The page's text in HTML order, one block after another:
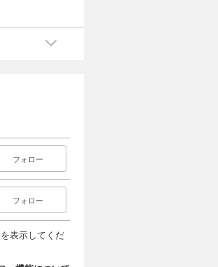
フォロー
フォロー
表示してくだ